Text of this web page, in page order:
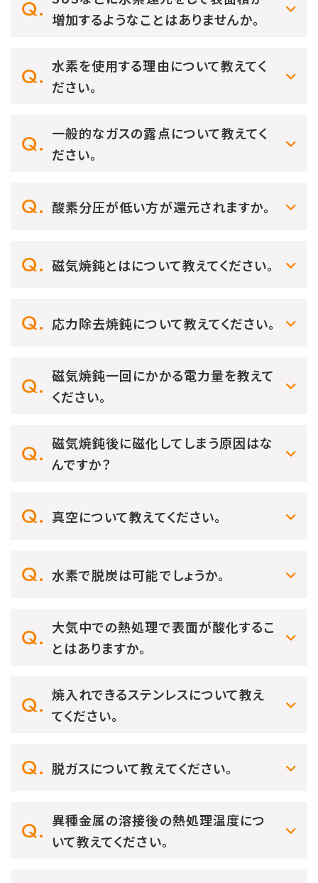
増加するようなことはありませんか。
水素を使用する理由について教えてく
ださい。
一般的なガスの露点について教えてく
ださい。
酸素分圧が低い方が還元されますか。
磁気焼鈍とはについて教えてください。
応力除去焼鈍について教えてください。
磁気焼鈍一回にかかる電力量を教えて
ください。
磁気焼鈍後に磁化してしまう原因はな
んですか？
真空について教えてください。
水素で脱炭は可能でしょうか。
大気中での熱処理で表面が酸化するこ
とはありますか。
焼入れできるステンレスについて教え
てください。
脱ガスについて教えてください。
異種金属の溶接後の熱処理温度につ
いて教えてください。